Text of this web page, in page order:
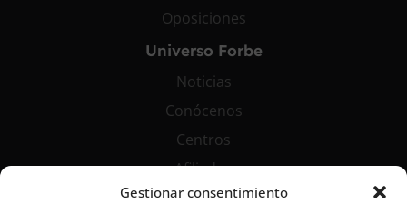
Gestionar consentimiento
Oposiciones
Universo Forbe
Noticias
Conócenos
Centros
Afiliados
Contáctanos